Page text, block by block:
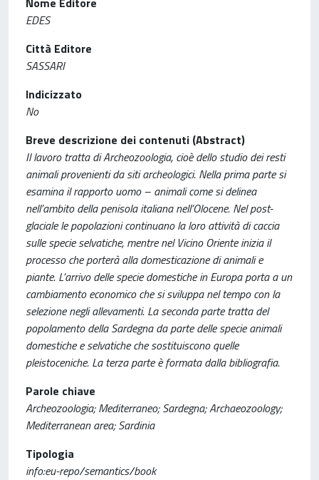
EDES
Città Editore
SASSARI
Indicizzato
No
Breve descrizione dei contenuti (Abstract)
Il lavoro tratta di Archeozoologia, cioè dello studio dei resti
animali provenienti da siti archeologici. Nella prima parte si
esamina il rapporto uomo – animali come si delinea
nell’ambito della penisola italiana nell’Olocene. Nel post-
glaciale le popolazioni continuano la loro attività di caccia
sulle specie selvatiche, mentre nel Vicino Oriente inizia il
processo che porterà alla domesticazione di animali e
piante. L’arrivo delle specie domestiche in Europa porta a un
cambiamento economico che si sviluppa nel tempo con la
selezione negli allevamenti. La seconda parte tratta del
popolamento della Sardegna da parte delle specie animali
domestiche e selvatiche che sostituiscono quelle
pleistoceniche. La terza parte è formata dalla bibliografia.
Parole chiave
Archeozoologia; Mediterraneo; Sardegna; Archaeozoology;
Mediterranean area; Sardinia
Tipologia
info:eu-repo/semantics/book